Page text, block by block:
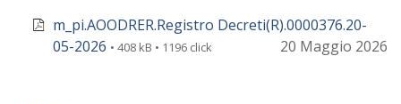
m_pi.AOODRER.Registro Decreti(R).0000376.20-
05-2026 • 408 kB • 1196 click 20 Maggio 2026